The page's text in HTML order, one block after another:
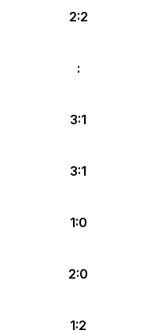
2:2
:
3:1
3:1
1:0
2:0
1:2